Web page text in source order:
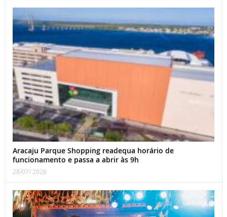
Aracaju Parque Shopping readequa horário de
funcionamento e passa a abrir às 9h
28/07/ 2026